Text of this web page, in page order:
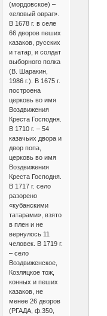
(мордовское) –
«еловый овраг».
В 1678 г. в селе
66 дворов пеших
казаков, русских
и татар, и солдат
выборного полка
(В. Шаракин,
1986 г.). В 1675 г.
построена
церковь во имя
Воздвижения
Креста Господня.
В 1710 г. – 54
казачьих двора и
двор попа,
церковь во имя
Воздвижения
Креста Господня.
В 1717 г. село
разорено
«кубанскими
татарами», взято
в плен и не
вернулось 11
человек. В 1719 г.
– село
Воздвиженское,
Козляцкое тож,
конных и пеших
казаков, не
менее 26 дворов
(РГАДА, ф.350,